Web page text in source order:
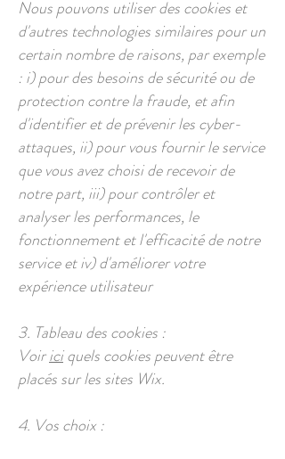
Nous pouvons utiliser des cookies et
d'autres technologies similaires pour un
certain nombre de raisons, par exemple
: i) pour des besoins de sécurité ou de
protection contre la fraude, et afin
d'identifier et de prévenir les cyber-
attaques, ii) pour vous fournir le service
que vous avez choisi de recevoir de
notre part, iii) pour contrôler et
analyser les performances, le
fonctionnement et l'efficacité de notre
service et iv) d'améliorer votre
expérience utilisateur
3. Tableau des cookies :
Voiriciquels cookies peuvent être
placés sur les sites Wix.
4. Vos choix :